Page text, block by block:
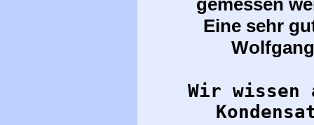
gemessen
Eine sehr
Wir